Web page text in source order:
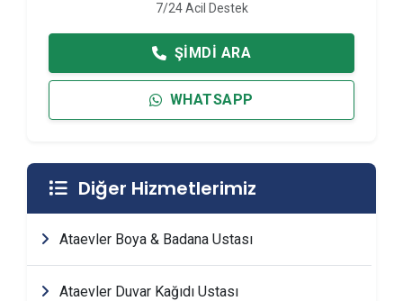
7/24 Acil Destek
ŞIMDI ARA
WHATSAPP
Diğer Hizmetlerimiz
Ataevler Boya & Badana Ustası
Ataevler Duvar Kağıdı Ustası